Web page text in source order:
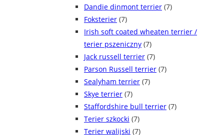
Dandie dinmont terrier (7)
Foksterier (7)
Irish soft coated wheaten terrier /
terier pszeniczny (7)
Jack russell terrier (7)
Parson Russell terrier (7)
Sealyham terrier (7)
Skye terrier (7)
Staffordshire bull terrier (7)
Terier szkocki (7)
Terier walijski (7)